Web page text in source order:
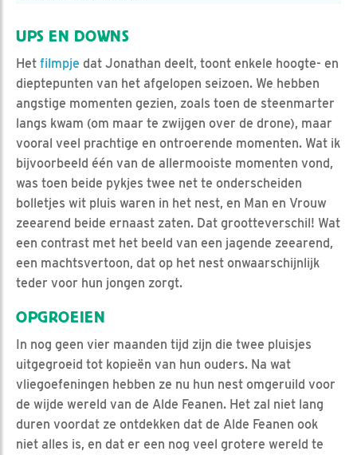
UPS EN DOWNS
Het filmpje dat Jonathan deelt, toont enkele hoogte- en
dieptepunten van het afgelopen seizoen. We hebben
angstige momenten gezien, zoals toen de steenmarter
langs kwam (om maar te zwijgen over de drone), maar
vooral veel prachtige en ontroerende momenten. Wat ik
bijvoorbeeld één van de allermooiste momenten vond,
was toen beide pykjes twee net te onderscheiden
bolletjes wit pluis waren in het nest, en Man en Vrouw
zeearend beide ernaast zaten. Dat grootteverschil! Wat
een contrast met het beeld van een jagende zeearend,
een machtsvertoon, dat op het nest onwaarschijnlijk
teder voor hun jongen zorgt.
OPGROEIEN
In nog geen vier maanden tijd zijn die twee pluisjes
uitgegroeid tot kopieën van hun ouders. Na wat
vliegoefeningen hebben ze nu hun nest omgeruild voor
de wijde wereld van de Alde Feanen. Het zal niet lang
duren voordat ze ontdekken dat de Alde Feanen ook
niet alles is, en dat er een nog veel grotere wereld te